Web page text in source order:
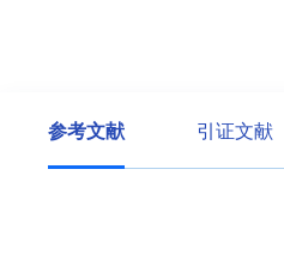
参考文献 引证文献